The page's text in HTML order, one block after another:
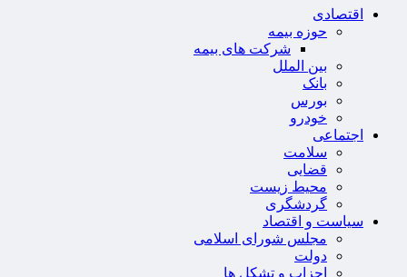
اقتصادی
حوزه بیمه
شرکت های بیمه
بین الملل
بانک
بورس
خودرو
اجتماعی
سلامت
قضایی
محیط زیست
گردشگری
سیاست و اقتصاد
مجلس شورای اسلامی
دولت
احزاب و تشکل ها